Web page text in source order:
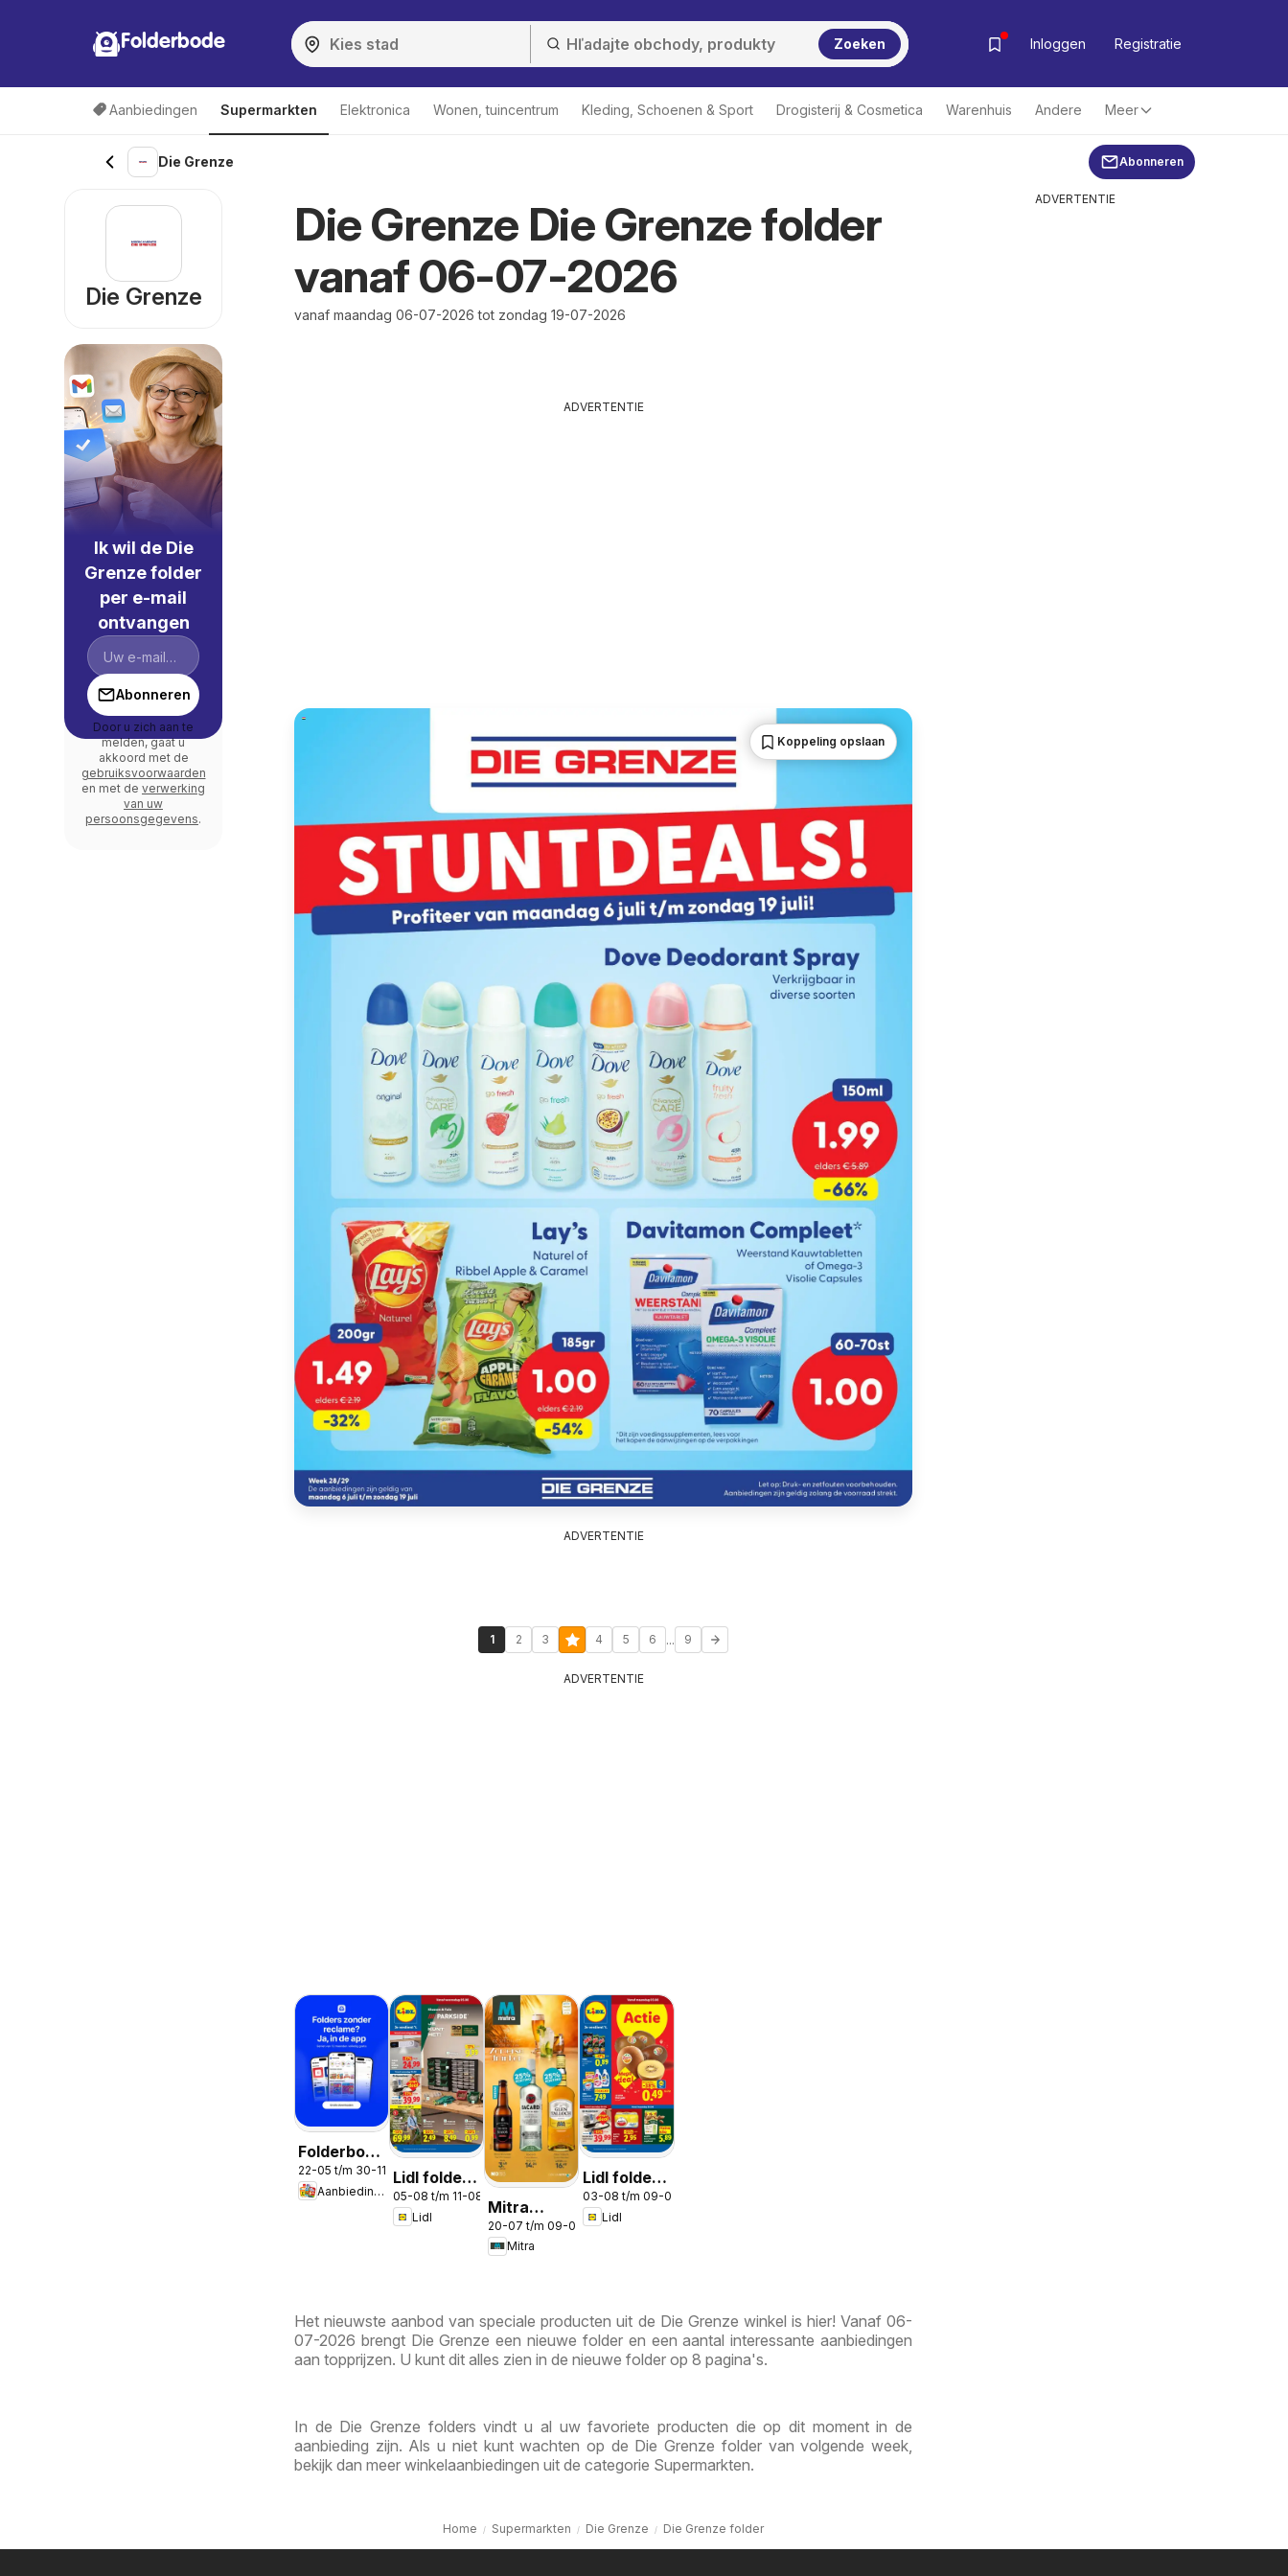
Folderbode Zoeken Inloggen Registratie
Aanbiedingen Supermarkten Elektronica Wonen, tuincentrum Kleding, Schoenen & Sport Drogisterij & Cosmetica Warenhuis Andere Meer
Die Grenze Abonneren
Die Grenze Die Grenze folder
vanaf 06-07-2026
vanaf maandag 06-07-2026 tot zondag 19-07-2026
ADVERTENTIE
Koppeling opslaan
ADVERTENTIE
1 2 3 4 5 6 ... 9
ADVERTENTIE
Folderbode
-
Aanbiedingen
22-05 t/m 30-11-2026
Aanbiedingen
Lidl folder -
Non food
05-08 t/m 11-08-2026
Lidl
Mitra
Week 30 &
31
20-07 t/m 09-08-2026
Mitra
Lidl folder
week 32
03-08 t/m 09-08-2026
Lidl
Het nieuwste aanbod van speciale producten uit de Die Grenze winkel is hier! Vanaf 06-
07-2026 brengt Die Grenze een nieuwe folder en een aantal interessante aanbiedingen
aan topprijzen. U kunt dit alles zien in de nieuwe folder op 8 pagina's.
In de Die Grenze folders vindt u al uw favoriete producten die op dit moment in de
aanbieding zijn. Als u niet kunt wachten op de Die Grenze folder van volgende week,
bekijk dan meer winkelaanbiedingen uit de categorie Supermarkten.
Home Supermarkten Die Grenze Die Grenze folder
Die Grenze
Ik wil de Die
Grenze folder
per e-mail
ontvangen
Abonneren
Door u zich aan te
melden, gaat u
akkoord met de
gebruiksvoorwaarden
en met de verwerking
van uw
persoonsgegevens.
ADVERTENTIE